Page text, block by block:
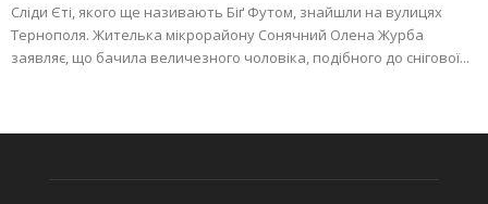
Сліди Єті, якого ще називають Біґ Футом, знайшли на вулицях
Тернополя. Жителька мікрорайону Сонячний Олена Журба
заявляє, що бачила величезного чоловіка, подібного до снігової...